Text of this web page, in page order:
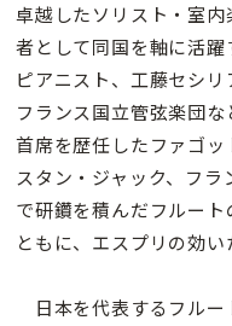
卓越したソリスト・室内
者として同国を軸に活躍
ピアニスト、工藤セシリ
フランス国立管弦楽団な
首席を歴任したファゴッ
スタン・ジャック、フラ
で研鑽を積んだフルー
ともに、エスプリの効い
日本を代表するフルー